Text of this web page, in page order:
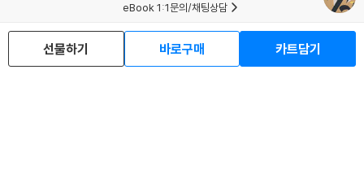
선물하기 바로구매 카트담기
eBook 1:1문의/채팅상담
예스이십사(주) 사업자 정보
이용약관
개인정보처리방침
청소년보호정책